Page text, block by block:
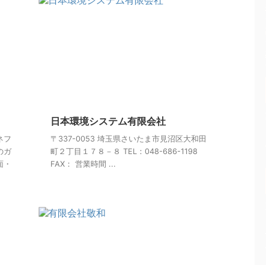
フ
ガ
日本環境システム有限会社
〒337-0053 埼玉県さいたま市見沼区大和田
町２丁目１７８－８ TEL：048-686-1198
FAX： 営業時間 ...